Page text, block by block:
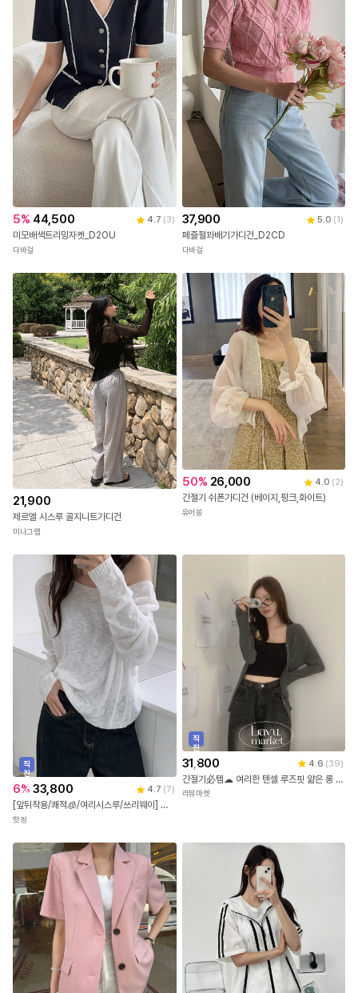
5% 44,500 4.7 (3)
미모배색트리밍자켓_D2OU
다바걸
37,900 5.0 (1 )
페즐펄꽈배기가디건_D2CD
다바걸
21,900
제르엘 시스루 골지니트가디건
미나그램
50% 26,000 4.0 (2)
간절기 쉬폰가디건 (베이지,핑크,화이트)
유어쏭
직
진
배
송
6% 33,800 4.7 (7)
[앞뒤착용/쾌적🧊/여리시스루/쓰리웨이] 레비오 양면착용 사선버튼 랩 여름니트 긴팔가디건(44~99)(빅사이즈가디건-니트가디건-투웨이가디건-사선버튼가디건-체형커버-루즈핏-오버핏)
핫핑
직
진
배
송
31,800 4.6 (39)
간절기必템☁ 여리한 텐셀 루즈핏 얆은 롱 가디건 5color [말라핏가디건/루즈핏가디건/여름가디건/간절기가디건/손등덮는/장마룩]
라뷰마켓